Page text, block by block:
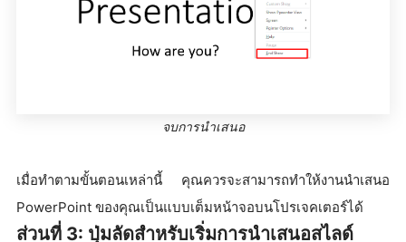
จบการนำเสนอ
เมื่อทำตามขั้นตอนเหล่านี้ คุณควรจะสามารถทำให้งานนำเสนอ
PowerPoint ของคุณเป็นแบบเต็มหน้าจอบนโปรเจคเตอร์ได้
ส่วนที่ 3: ปุ่มลัดสำหรับเริ่มการนำเสนอสไลด์